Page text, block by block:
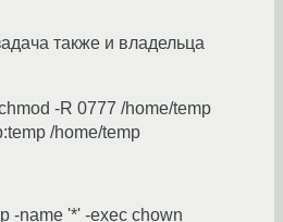
также и владельца
-R 0777 /home/temp
/home/temp
-name '*' -exec chown